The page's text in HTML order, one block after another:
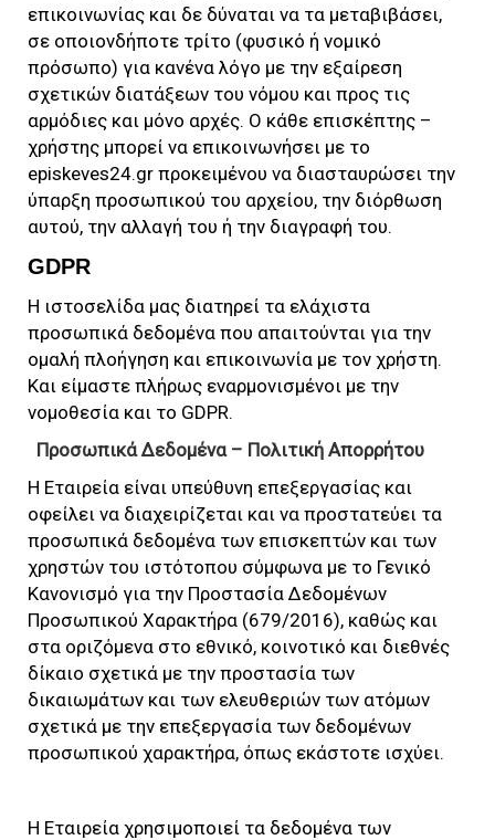
επικοινωνίας και δε δύναται να τα μεταβιβάσει,
σε οποιονδήποτε τρίτο (φυσικό ή νομικό
πρόσωπο) για κανένα λόγο με την εξαίρεση
σχετικών διατάξεων του νόμου και προς τις
αρμόδιες και μόνο αρχές. Ο κάθε επισκέπτης –
χρήστης μπορεί να επικοινωνήσει με το
episkeves24.gr προκειμένου να διασταυρώσει την
ύπαρξη προσωπικού του αρχείου, την διόρθωση
αυτού, την αλλαγή του ή την διαγραφή του.
GDPR
Η ιστοσελίδα μας διατηρεί τα ελάχιστα
προσωπικά δεδομένα που απαιτούνται για την
ομαλή πλοήγηση και επικοινωνία με τον χρήστη.
Και είμαστε πλήρως εναρμονισμένοι με την
νομοθεσία και το GDPR.
Προσωπικά Δεδομένα – Πολιτική Απορρήτου
Η Εταιρεία είναι υπεύθυνη επεξεργασίας και
οφείλει να διαχειρίζεται και να προστατεύει τα
προσωπικά δεδομένα των επισκεπτών και των
χρηστών του ιστότοπου σύμφωνα με το Γενικό
Κανονισμό για την Προστασία Δεδομένων
Προσωπικού Χαρακτήρα (679/2016), καθώς και
στα οριζόμενα στο εθνικό, κοινοτικό και διεθνές
δίκαιο σχετικά με την προστασία των
δικαιωμάτων και των ελευθεριών των ατόμων
σχετικά με την επεξεργασία των δεδομένων
προσωπικού χαρακτήρα, όπως εκάστοτε ισχύει.
Η Εταιρεία χρησιμοποιεί τα δεδομένα των